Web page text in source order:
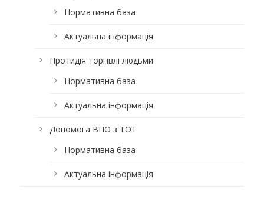
Нормативна база
Актуальна інформація
Протидія торгівлі людьми
Нормативна база
Актуальна інформація
Допомога ВПО з ТОТ
Нормативна база
Актуальна інформація